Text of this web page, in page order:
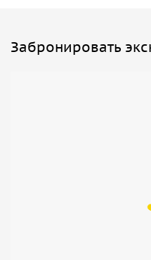
Забронировать